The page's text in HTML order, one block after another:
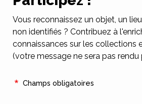
Vous reconnaissez un objet, un
non identifiés ? Contribuez à
connaissances sur les collections
(votre message ne sera pas rendu
Champs obligatoires